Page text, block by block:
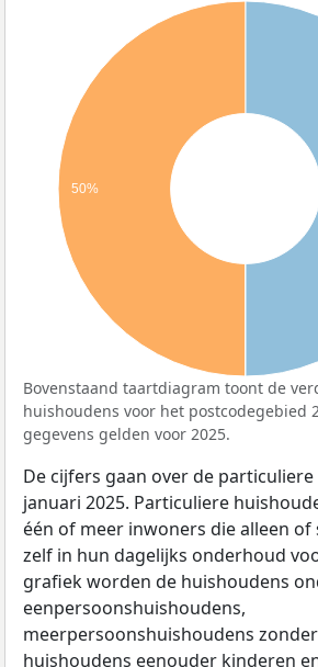
50%
Bovenstaand taartdiagram toont de
huishoudens voor het postcodegebied
gegevens gelden voor 2025.
De cijfers gaan over de
januari 2025. Particuliere
één of meer inwoners die alleen of
zelf in hun dagelijks onderhoud
grafiek worden de huishoudens
eenpersoonshuishoudens,
meerpersoonshuishoudens
huishoudens eenouder kinderen